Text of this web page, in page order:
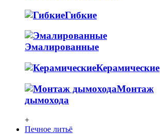
Гибкие
Эмалированные
Керамические
Монтаж
дымохода
+
Печное литьё